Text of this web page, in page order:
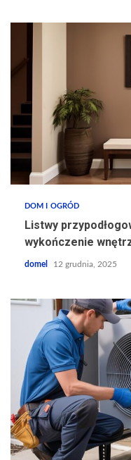
DOM I OGRÓD
Listwy
wykończenie
domel 12 grudnia, 2025